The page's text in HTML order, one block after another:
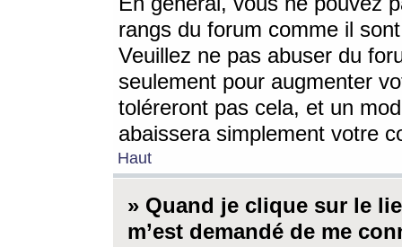
rangs du forum comme il
Veuillez ne pas abuser du
seulement pour augmenter
toléreront pas cela, et un
abaissera simplement votre
Haut
» Quand je clique sur le
m’est demandé de me